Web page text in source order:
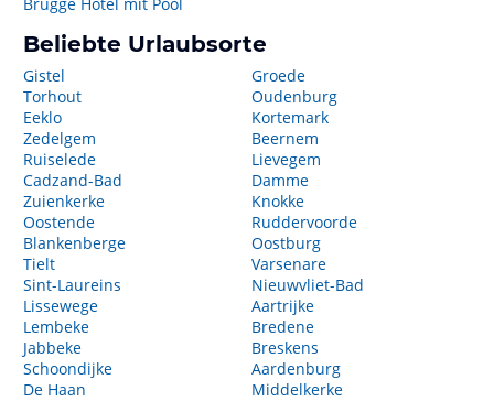
Beliebte Urlaubsorte
Gistel
Torhout
Eeklo
Zedelgem
Ruiselede
Cadzand-Bad
Zuienkerke
Oostende
Blankenberge
Tielt
Sint-Laureins
Lissewege
Lembeke
Jabbeke
Schoondijke
De Haan
Groede
Oudenburg
Kortemark
Beernem
Lievegem
Damme
Knokke
Ruddervoorde
Oostburg
Varsenare
Nieuwvliet-Bad
Aartrijke
Bredene
Breskens
Aardenburg
Middelkerke